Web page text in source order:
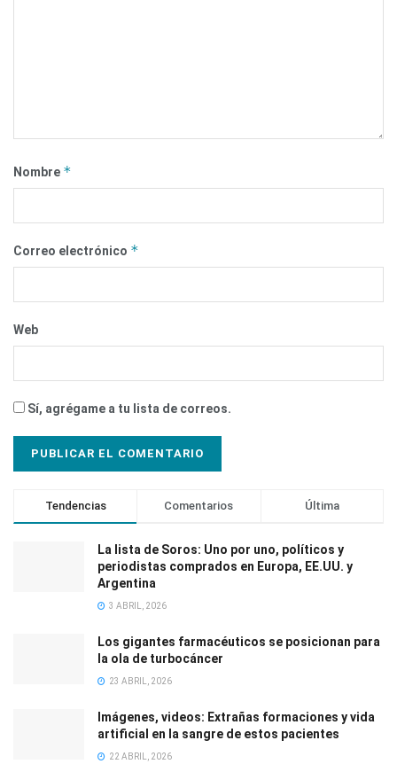
Nombre *
Correo electrónico *
Web
Sí, agrégame a tu lista de correos.
Tendencias Comentarios Última
La lista de Soros: Uno por uno, políticos y
periodistas comprados en Europa, EE.UU. y
Argentina
3 ABRIL, 2026
Los gigantes farmacéuticos se posicionan para
la ola de turbocáncer
23 ABRIL, 2026
Imágenes, videos: Extrañas formaciones y vida
artificial en la sangre de estos pacientes
22 ABRIL, 2026